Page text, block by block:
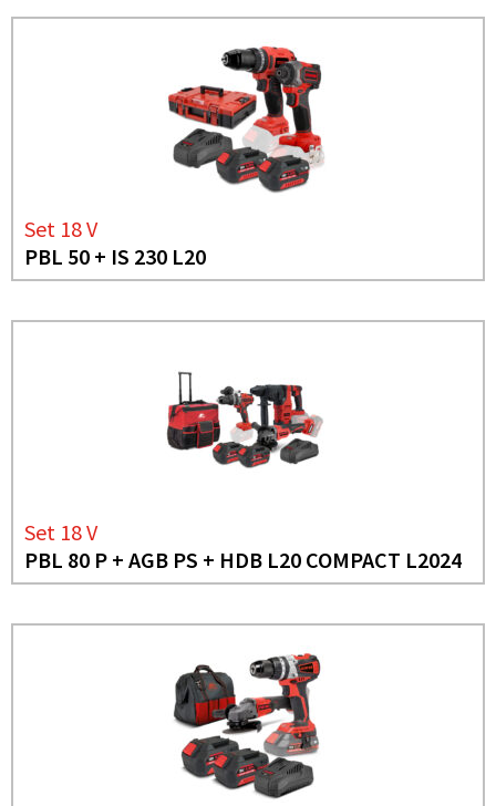
Set 18 V
PBL 50 + IS 230 L20
Set 18 V
PBL 80 P + AGB PS + HDB L20 COMPACT L2024